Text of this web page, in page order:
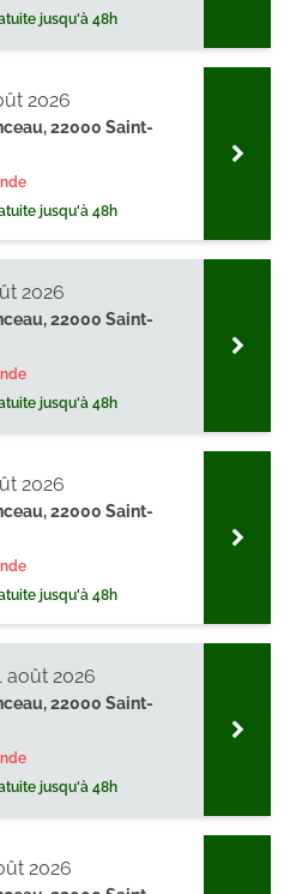
jusqu'à 48h
22000 Saint-
jusqu'à 48h
2026
22000 Saint-
jusqu'à 48h
2026
22000 Saint-
jusqu'à 48h
2026
22000 Saint-
jusqu'à 48h
août 2026
2026